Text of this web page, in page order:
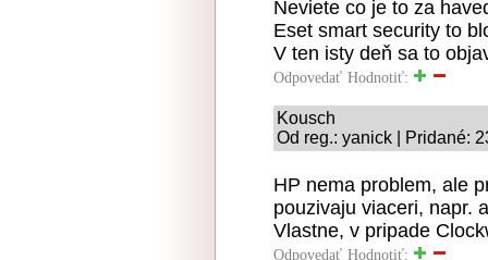
Neviete co je to za
Eset smart security to
V ten isty deň sa to
Odpovedať Hodnotiť:
Kousch
Od reg.: yanick | Pridané:
HP nema problem, ale
pouzivaju viaceri, napr.
Vlastne, v pripade
Odpovedať Hodnotiť: